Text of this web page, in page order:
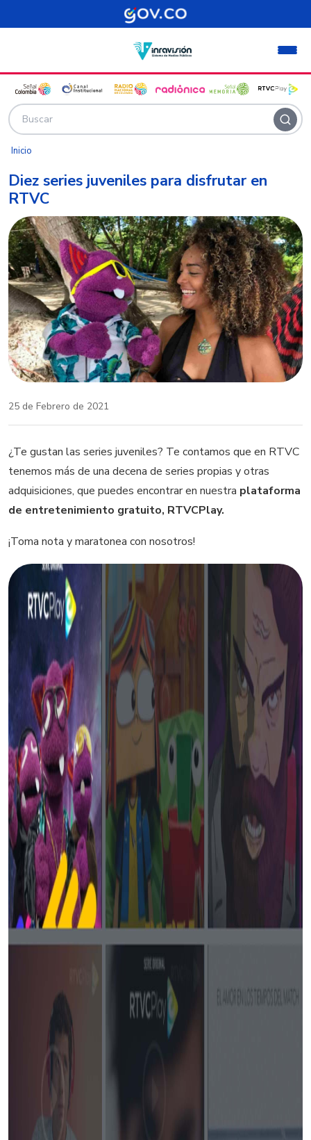
Pasar al contenido principal
Inicio
Diez series juveniles para disfrutar en
RTVC
25 de Febrero de 2021
¿Te gustan las series juveniles? Te contamos que en RTVC
tenemos más de una decena de series propias y otras
adquisiciones, que puedes encontrar en nuestra plataforma
de entretenimiento gratuito, RTVCPlay.
¡Toma nota y maratonea con nosotros!